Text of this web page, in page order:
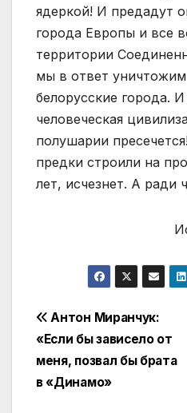
ядеркой! И предадут
города Европы и все
территории
мы в ответ
белорусские города.
человеческая
полушарии
предки строили на
лет, исчезнет. А ради
Навигация
по
записям
Антон Миранчук:
«Если бы зависело от
меня, позвал бы брата
в «Динамо»